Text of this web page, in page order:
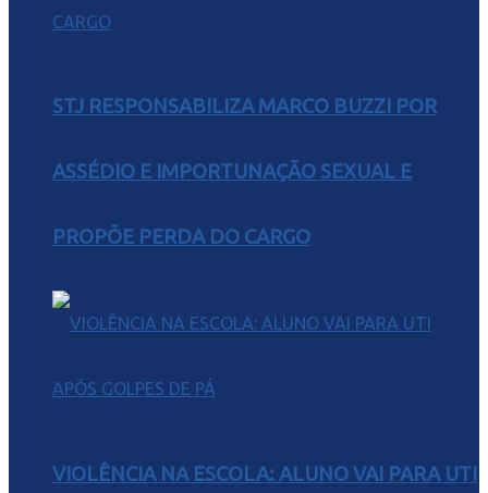
STJ RESPONSABILIZA MARCO BUZZI POR
ASSÉDIO E IMPORTUNAÇÃO SEXUAL E
PROPÕE PERDA DO CARGO
VIOLÊNCIA NA ESCOLA: ALUNO VAI PARA UTI